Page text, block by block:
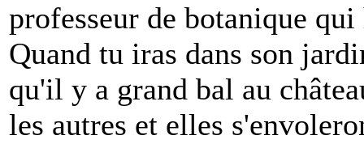
professeur de botanique
Quand tu iras dans son
qu'il y a grand bal au
les autres et elles